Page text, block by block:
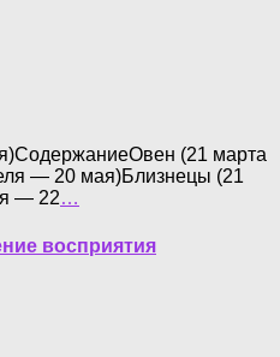
(21 марта
— 20 мая)Близнецы (21
— 22…
восприятия